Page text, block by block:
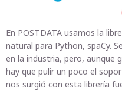
En POSTDATA usamos la
natural para Python, spaCy.
en la industria, pero, aunque
hay que pulir un poco el
nos surgió con esta librería